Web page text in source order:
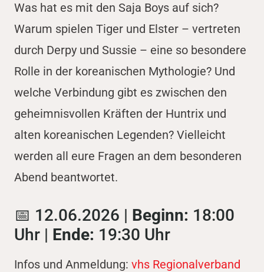
Was hat es mit den Saja Boys auf sich?
Warum spielen Tiger und Elster – vertreten
durch Derpy und Sussie – eine so besondere
Rolle in der koreanischen Mythologie? Und
welche Verbindung gibt es zwischen den
geheimnisvollen Kräften der Huntrix und
alten koreanischen Legenden? Vielleicht
werden all eure Fragen an dem besonderen
Abend beantwortet.
📅 12.06.2026 | Beginn: 18:00
Uhr | Ende: 19:30 Uhr
Infos und Anmeldung: vhs Regionalverband